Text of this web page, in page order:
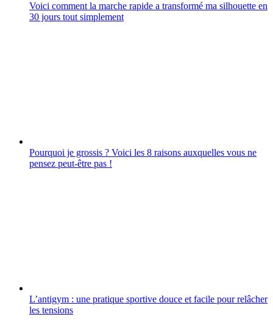
Voici comment la marche rapide a transformé ma silhouette en
30 jours tout simplement
Pourquoi je grossis ? Voici les 8 raisons auxquelles vous ne
pensez peut-être pas !
L’antigym : une pratique sportive douce et facile pour relâcher
les tensions